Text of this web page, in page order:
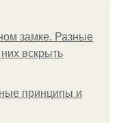
замке. Разные
вскрыть
принципы и